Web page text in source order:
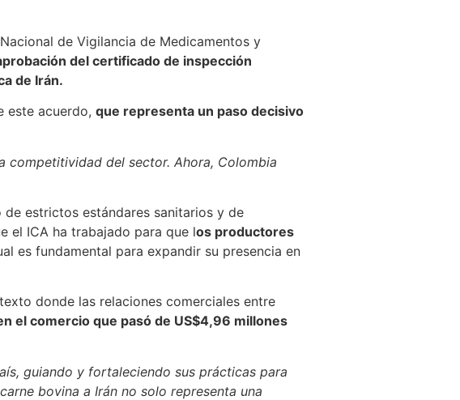
de Vigilancia de Medicamentos y
del certificado de inspección
de Irán.
este acuerdo, que representa un paso decisivo
competitividad del sector. Ahora, Colombia
estrictos estándares sanitarios y de
el ICA ha trabajado para que los productores
es fundamental para expandir su presencia en
donde las relaciones comerciales entre
el comercio que pasó de US$4,96 millones
guiando y fortaleciendo sus prácticas para
bovina a Irán no solo representa una